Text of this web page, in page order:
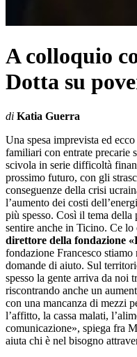
A colloquio
Dotta su
di Katia Guerra
Una spesa imprevista ed
familiari con entrate precarie
scivola in serie difficoltà
prossimo futuro, con gli
conseguenze della crisi
l’aumento dei costi
più spesso. Così il tema della
sentire anche in Ticino. Ce lo
direttore della fondazione
fondazione Francesco
domande di aiuto. Sul
spesso la gente arriva da noi
riscontrando anche un
con una mancanza di mezzi
l’affitto, la cassa malati,
comunicazione», spiega fra
aiuta chi è nel bisogno